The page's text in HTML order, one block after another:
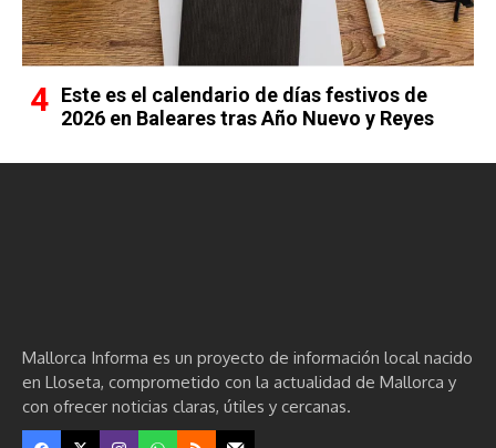
Este es el calendario de días festivos de
2026 en Baleares tras Año Nuevo y Reyes
Mallorca Informa es un proyecto de información local nacido
en Lloseta, comprometido con la actualidad de Mallorca y
con ofrecer noticias claras, útiles y cercanas.